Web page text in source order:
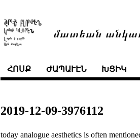
մատեան
ՀՈՍՔ ԺԱՊԱՒԷՆ ԽՑԻԿ
2019-12-09-3976112
today analogue aesthetics is often